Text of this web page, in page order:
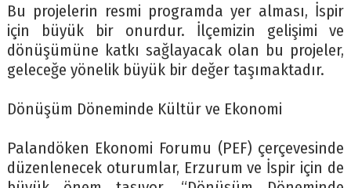
Bu projelerin resmi programda yer alması, İspir
için büyük bir onurdur. İlçemizin gelişimi ve
dönüşümüne katkı sağlayacak olan bu projeler,
geleceğe yönelik büyük bir değer taşımaktadır.
Dönüşüm Döneminde Kültür ve Ekonomi
Palandöken Ekonomi Forumu (PEF) çerçevesinde
düzenlenecek oturumlar, Erzurum ve İspir için de